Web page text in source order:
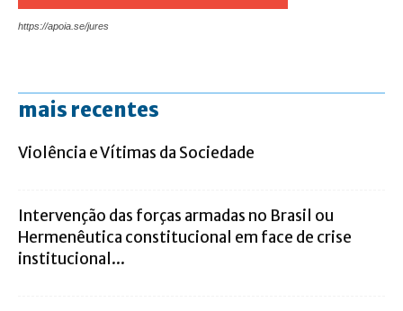
https://apoia.se/jures
mais recentes
Violência e Vítimas da Sociedade
Intervenção das forças armadas no Brasil ou
Hermenêutica constitucional em face de crise
institucional...